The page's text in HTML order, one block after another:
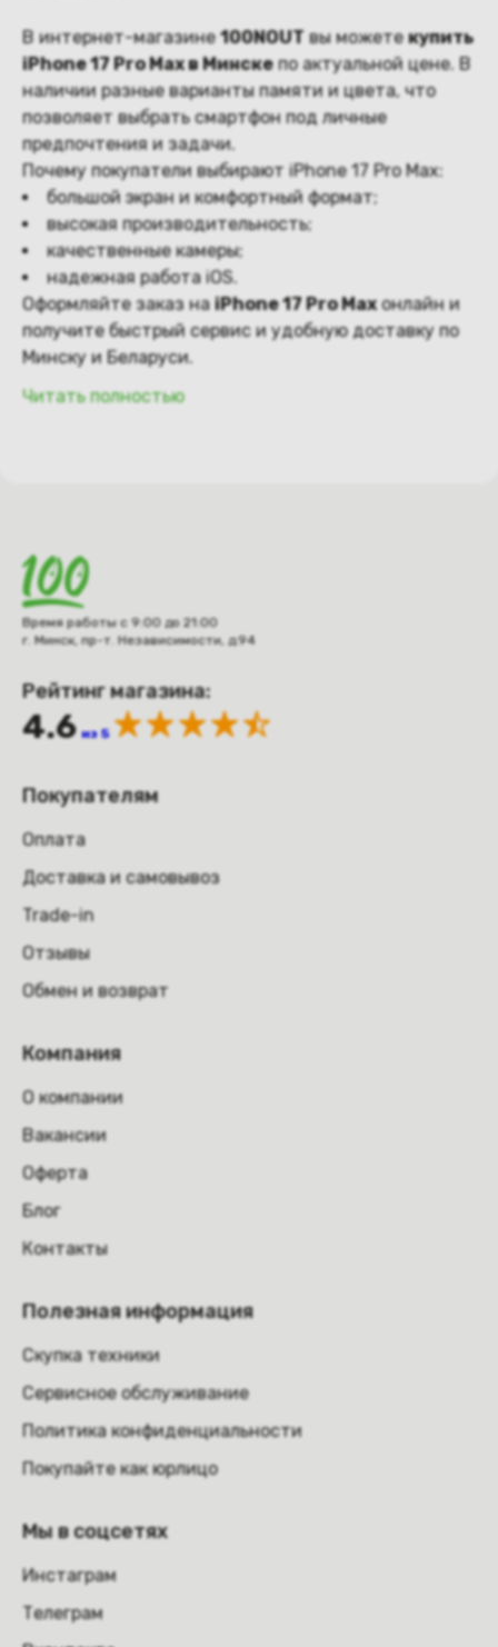
В интернет-магазине100NOUTвы можетекупить
iPhone 17 Pro Max в Минскепо актуальной цене. В
наличии разные варианты памяти и цвета, что
позволяет выбрать смартфон под личные
предпочтения и задачи.
Почему покупатели выбирают iPhone 17 Pro Max:
большой экран и комфортный формат;
высокая производительность;
качественные камеры;
надежная работа iOS.
Оформляйте заказ наiPhone 17 Pro Maxонлайн и
получите быстрый сервис и удобную доставку по
Минску и Беларуси.
Читать полностью
Время работы с 9:00 до 21:00
г. Минск, пр-т. Независимости, д.94
Рейтинг магазина:
4.6 из 5
Покупателям
Оплата
Доставка и самовывоз
Trade-in
Отзывы
Обмен и возврат
Компания
О компании
Вакансии
Оферта
Блог
Контакты
Полезная информация
Скупка техники
Сервисное обслуживание
Политика конфиденциальности
Покупайте как юрлицо
Мы в соцсетях
Инстаграм
Телеграм